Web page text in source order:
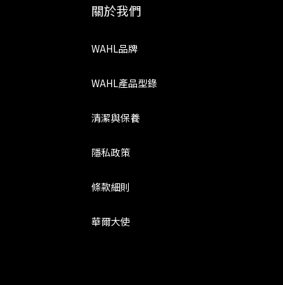
關於我們
WAHL品牌
WAHL產品型錄
清潔與保養
隱私政策
條款細則
華爾大使